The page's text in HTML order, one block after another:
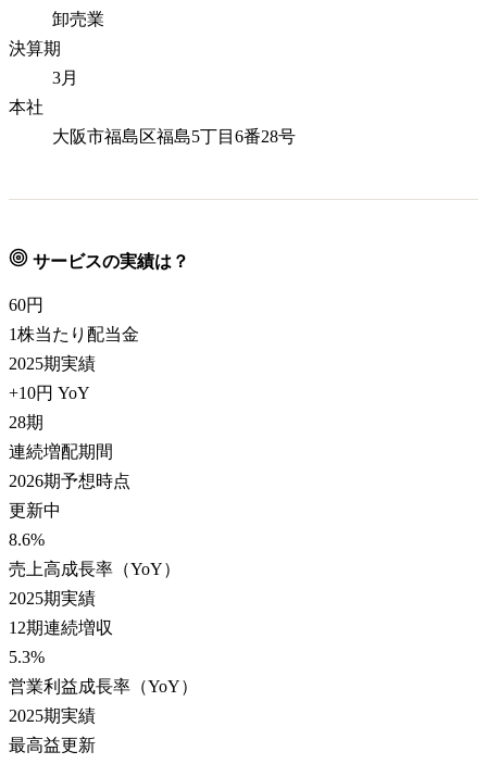
卸売業
決算期
3月
本社
大阪市福島区福島5丁目6番28号
サービスの実績は？
60円
1株当たり配当金
2025期実績
+10円 YoY
28期
連続増配期間
2026期予想時点
更新中
8.6%
売上高成長率（YoY）
2025期実績
12期連続増収
5.3%
営業利益成長率（YoY）
2025期実績
最高益更新